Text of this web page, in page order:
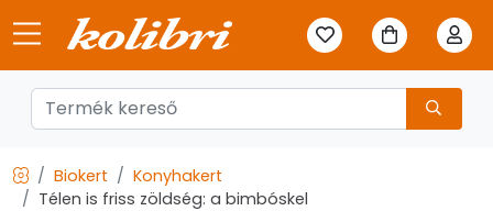
Biokert
Konyhakert
Télen is friss zöldség: a bimbóskel